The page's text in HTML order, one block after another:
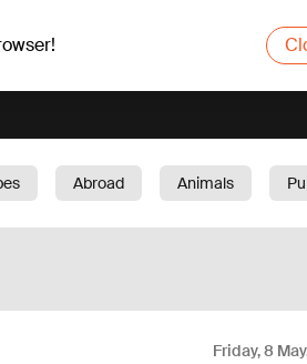
Abroad Animals
Friday, 8